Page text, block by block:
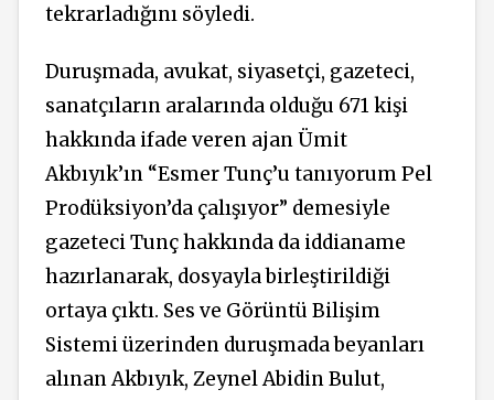
tekrarladığını söyledi.
Duruşmada, avukat, siyasetçi, gazeteci,
sanatçıların aralarında olduğu 671 kişi
hakkında ifade veren ajan Ümit
Akbıyık’ın “Esmer Tunç’u tanıyorum Pel
Prodüksiyon’da çalışıyor” demesiyle
gazeteci Tunç hakkında da iddianame
hazırlanarak, dosyayla birleştirildiği
ortaya çıktı. Ses ve Görüntü Bilişim
Sistemi üzerinden duruşmada beyanları
alınan Akbıyık, Zeynel Abidin Bulut,